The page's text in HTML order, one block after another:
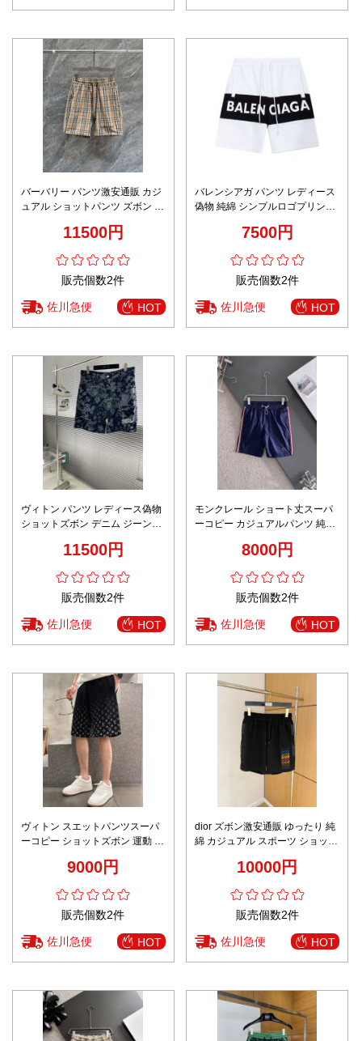
バーバリー パンツ激安通販 カジ
ュアル ショットパンツ ズボン 夏
11500円
販売個数2件
佐川急便 HOT
バレンシアガ パンツ レディース
偽物 純綿 シンプルロゴプリント
トパンツ ホワイト
7500円
販売個数2件
佐川急便 HOT
ヴィトン パンツ レディース偽物
ショットズボン デニム ジーンズ
11500円
販売個数2件
佐川急便 HOT
モンクレール ショート丈スーパ
ーコピー カジュアルパンツ 純綿
8000円
販売個数2件
佐川急便 HOT
ヴィトン スエットパンツスーパ
ーコピー ショットズボン 運動 ラ
9000円
販売個数2件
佐川急便 HOT
dior ズボン激安通販 ゆったり 純
綿 カジュアル スポーツ ショット
10000円
販売個数2件
佐川急便 HOT